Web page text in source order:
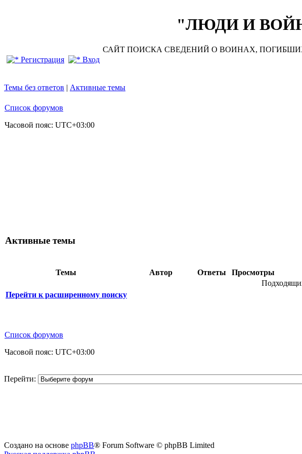
"ЛЮДИ И
САЙТ ПОИСКА СВЕДЕНИЙ О ВОИНАХ,
Регистрация
Вход
Темы без ответов | Активные темы
Список форумов
Часовой пояс: UTC+03:00
Активные темы
Темы
Автор Ответы Просмотры
Перейти к расширенному поиску
Список форумов
Часовой пояс: UTC+03:00
Перейти:
Создано на основе phpBB® Forum Software © phpBB Limited